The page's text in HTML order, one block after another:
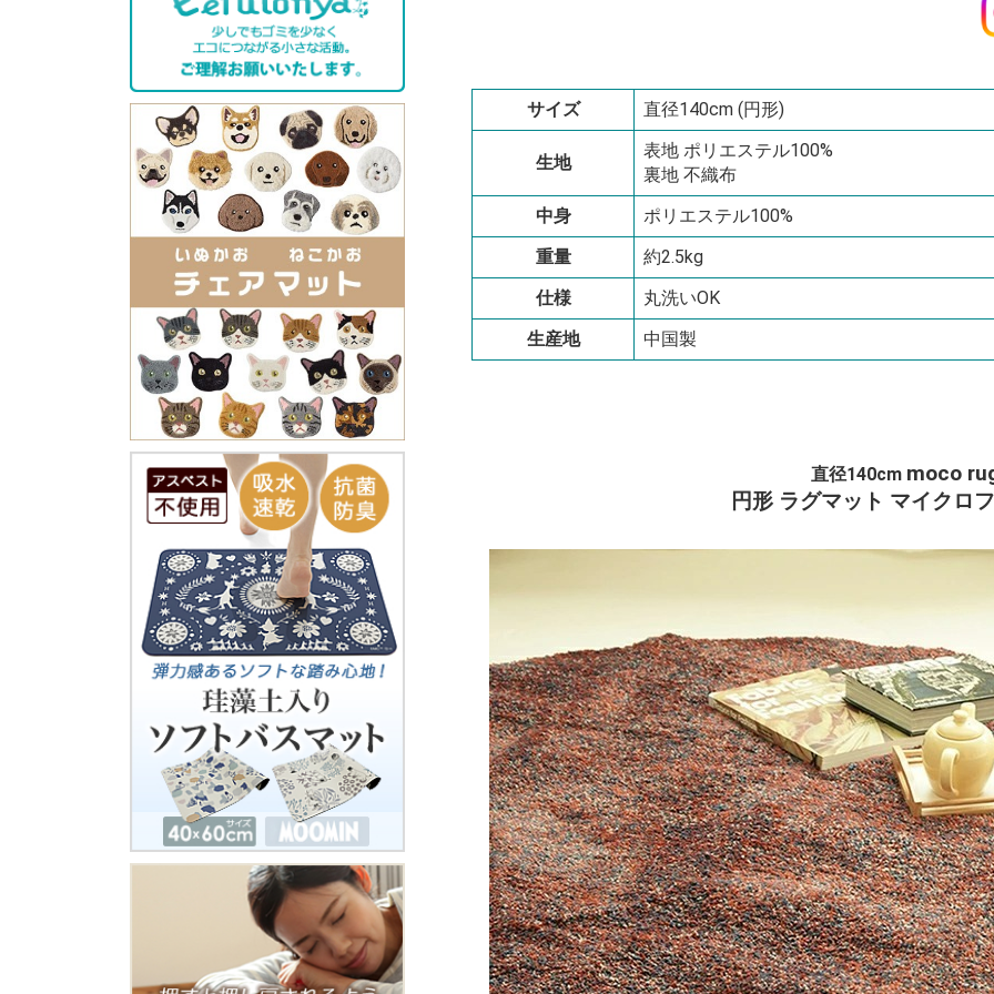
サイズ 直径140cm (円形)
生地
表地 ポリエステル100%
裏地 不織布
中身
ポリエステル100%
重量
約2.5kg
仕様
丸洗いOK
生産地
中国製
直径140cm moco
円形 ラグマット マイクロ